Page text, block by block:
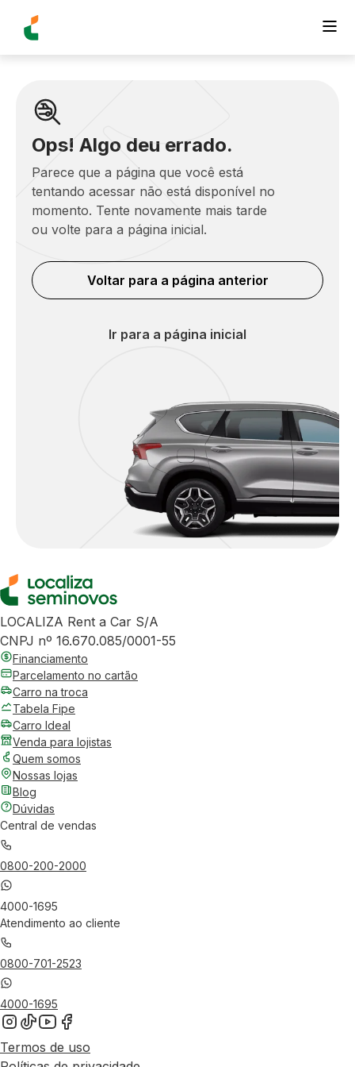
Ops! Algo deu errado.
Parece que a página que você está
tentando acessar não está disponível no
momento. Tente novamente mais tarde
ou volte para a página inicial.
Voltar para a página anterior
Ir para a página inicial
LOCALIZA Rent a Car S/A
CNPJ nº 16.670.085/0001-55
Financiamento
Parcelamento no cartão
Carro na troca
Tabela Fipe
Carro Ideal
Venda para lojistas
Quem somos
Nossas lojas
Blog
Dúvidas
Central de vendas
0800-200-2000
4000-1695
Atendimento ao cliente
0800-701-2523
4000-1695
Termos de uso